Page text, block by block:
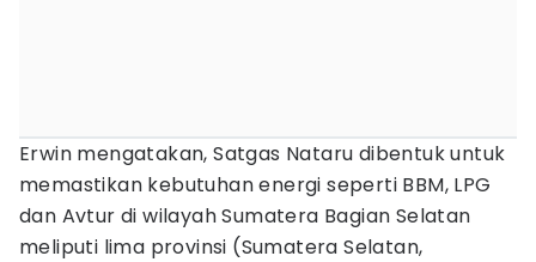
Erwin mengatakan, Satgas Nataru dibentuk untuk
memastikan kebutuhan energi seperti BBM, LPG
dan Avtur di wilayah Sumatera Bagian Selatan
meliputi lima provinsi (Sumatera Selatan,